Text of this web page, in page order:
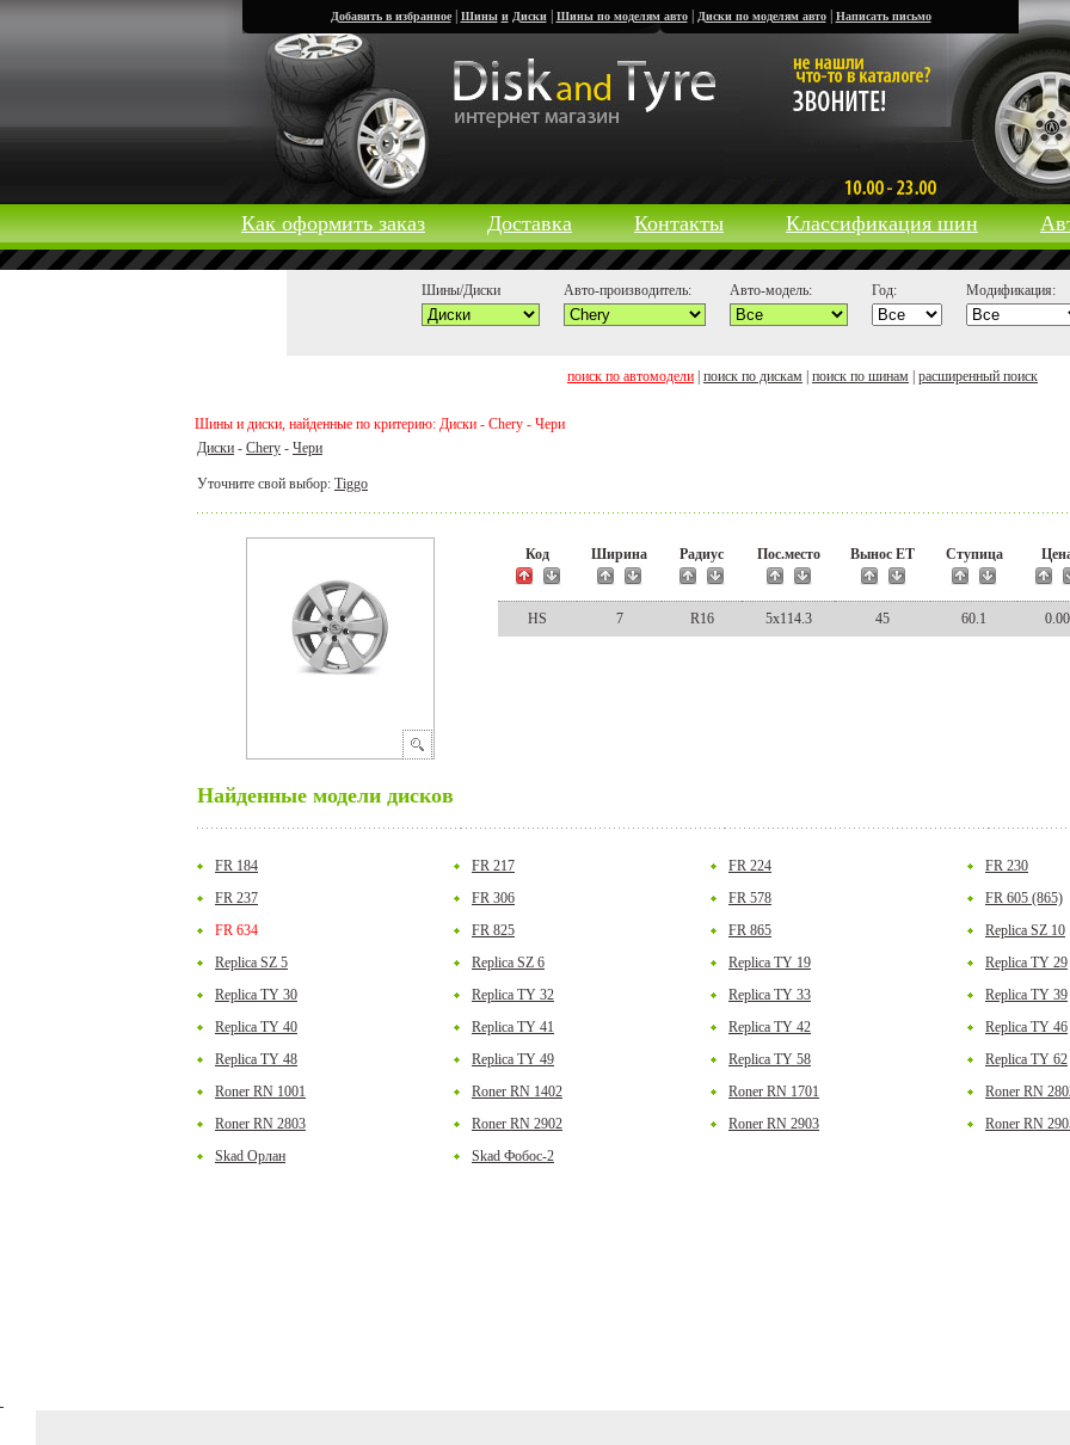
Добавить в избранное| Шины и Диски| Шины по моделям авто| Диски по моделям авто| Написать письмо
Как оформить заказ Доставка Контакты Классификация шин
Шины/Диски Авто-производитель: Авто-модель: Год: Модификация:
поиск по автомодели поиск по дискам поиск по шинам расширенный поиск
Шины и диски, найденные по критерию: Диски - Chery - Чери
Диски - Chery - Чери
Уточните свой выбор: Tiggo
Код Ширина Радиус Пос.место Вынос ЕТ Ступица
HS 7 R16 5x114.3 45 60.1 0.00
Найденные модели дисков
FR 184 FR 217 FR 224
FR 230
FR 237
FR 306 FR 578
FR 605 (865)
FR 634
FR 825 FR 865
Replica SZ 10
Replica SZ 5
Replica SZ 6 Replica TY 19
Replica TY 29
Replica TY 30
Replica TY 32 Replica TY 33
Replica TY 39
Replica TY 40
Replica TY 41 Replica TY 42
Replica TY 46
Replica TY 48
Replica TY 49 Replica TY 58
Replica TY 62
Roner RN 1001
Roner RN 1402 Roner RN 1701
Roner RN
Roner RN 2803
Roner RN 2902 Roner RN 2903
Roner RN
Skad Орлан
Skad Фобос-2